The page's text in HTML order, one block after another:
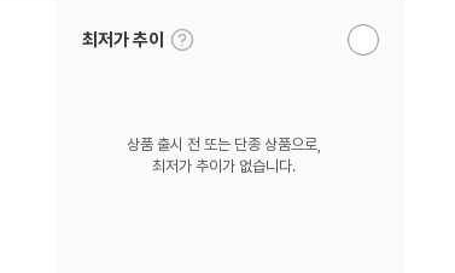
최저가 추이
툴
팁
알
상품 출시 전 또는 단종 상품으로,
최저가 추이가 없습니다.